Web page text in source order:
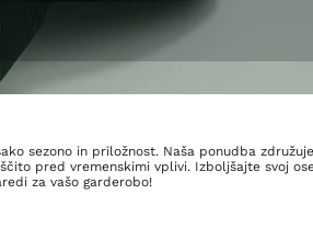
sezono in priložnost. Naša ponudba
pred vremenskimi vplivi. Izboljšajte svoj
za vašo garderobo!